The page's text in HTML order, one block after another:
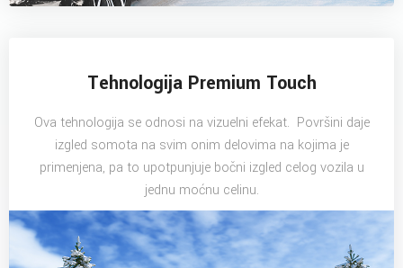
Tehnologija Premium Touch
Ova tehnologija se odnosi na vizuelni efekat. Površini daje
izgled somota na svim onim delovima na kojima je
primenjena, pa to upotpunjuje bočni izgled celog vozila u
jednu moćnu celinu.